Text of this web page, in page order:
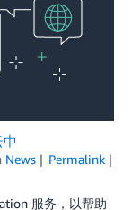
News
Permalink
服务，以帮助